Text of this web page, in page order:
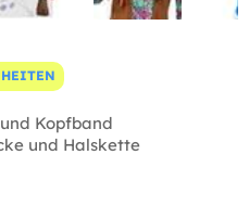
Kopfband
und Halskette